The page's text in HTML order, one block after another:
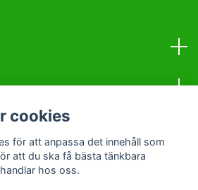
cookies
för att anpassa det innehåll som
att du ska få bästa tänkbara
hos oss.